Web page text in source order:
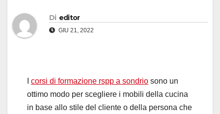
Di editor
GIU 21, 2022
corsi di formazione rspp a sondrio sono un
ottimo modo per scegliere i mobili della cucina
in base allo stile del cliente o della persona che